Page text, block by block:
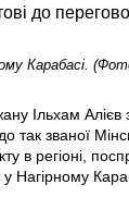
Карабасі.
Ільхам
так званої
в регіоні,
Нагірному